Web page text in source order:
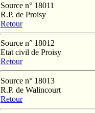
Source n° 18011
R.P. de Proisy
Retour
Source n° 18012
Etat civil de Proisy
Retour
Source n° 18013
R.P. de Walincourt
Retour